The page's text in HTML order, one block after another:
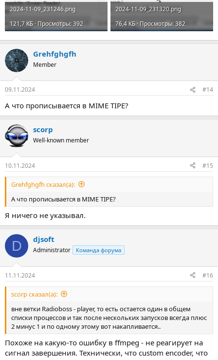
2024-11-09_231246.png
121,7 КБ · Просмотры: 392
2024-11-09_231320.png
76,4 КБ · Просмотры: 382
Grehfghgfh
Member
09.11.2024 #14
А что прописывается в MIME TIPE?
scorp
Well-known member
10.11.2024 #15
Grehfghgfh сказал(а):
А что прописывается в MIME TIPE?
Я ничего не указывал.
D djsoft
Administrator Команда форума
11.11.2024 #16
scorp сказал(а):
вне ветки Radioboss - player, то есть остается один в общем
списки процессов и так после нескольких запусков всегда плюс
2 минус 1 и по одному этому вот накапливается..
Похоже на какую-то ошибку в ffmpeg - не реагирует на
сигнал завершения. Технически, что custom encoder, что